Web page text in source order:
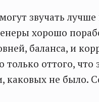
звучать
хорошо
баланса, и
только оттого,
каковых не